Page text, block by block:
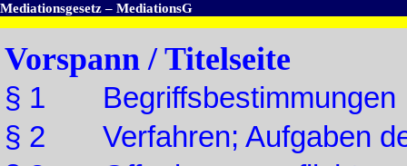
Mediationsgesetz – MediationsG
Vorspann / Titelseite
§ 1 Begriffsbestimmungen
§ 2 Verfahren; Aufgaben